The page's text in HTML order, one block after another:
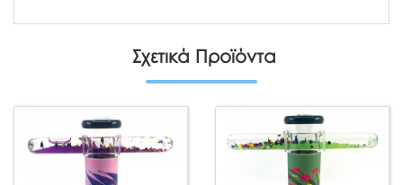
Σχετικά Προϊόντα